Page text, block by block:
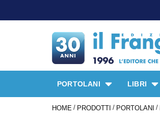
PORTOLANI LIBRI
HOME / PRODOTTI / PORTOLANI /